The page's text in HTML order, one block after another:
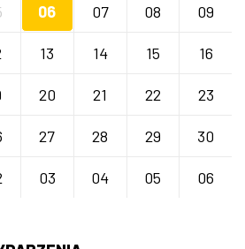
06 07 08 09
13 14 15 16
20 21 22 23
27 28 29 30
03 04 05 06